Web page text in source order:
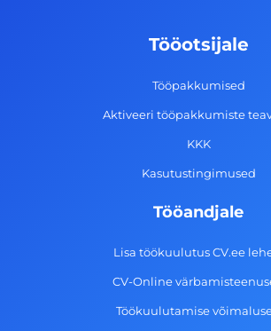
-
g
r
a
m
d
i
n
Tööotsijale
Tööpakkumised
Aktiveeri tööpakkumiste
KKK
Kasutustingimused
Tööandjale
Lisa töökuulutus CV.ee
CV-Online
Töökuulutamise